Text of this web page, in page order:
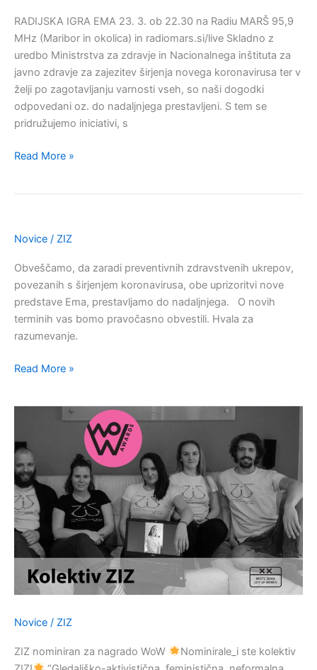
RADIJSKA IGRA EMA 23. 3. ob 22.30 na Radiu MARŠ 95,9
MHz (Maribor in okolica) in radiomars.si/live Skladno z
uredbo Ministrstva za zdravje in Nacionalnega inštituta za
javno zdravje za zajezitev širjenja novega koronavirusa ter v
želji po zagotavljanju varnosti vseh, so naši dogodki
odpovedani oz. do nadaljnjega prestavljeni. S tem se
pridružujemo iniciativi, s
Read More »
Novice / ZIZ
Obveščamo, da zaradi preventivnih zdravstvenih ukrepov,
povezanih s širjenjem koronavirusa, obe uprizoritvi nove
predstave Ema, prestavljamo do nadaljnjega. O novih
terminih vas bomo pravočasno obvestili. Hvala za
razumevanje.
se
PRESTAVLJENI
Read More »
Novice / ZIZ
ZIZ nominiran za nagrado WoW
Nominirale_i ste kolektiv
za
nagrado
WoW